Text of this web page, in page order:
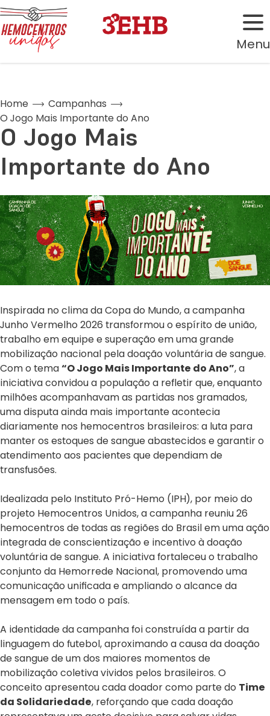
Menu
Home
Campanhas
O Jogo Mais Importante do Ano
O Jogo Mais
Importante do Ano
Inspirada no clima da Copa do Mundo, a campanha
Junho Vermelho 2026 transformou o espírito de união,
trabalho em equipe e superação em uma grande
mobilização nacional pela doação voluntária de sangue.
Com o tema“O Jogo Mais Importante do Ano”, a
iniciativa convidou a população a refletir que, enquanto
milhões acompanhavam as partidas nos gramados,
uma disputa ainda mais importante acontecia
diariamente nos hemocentros brasileiros: a luta para
manter os estoques de sangue abastecidos e garantir o
atendimento aos pacientes que dependiam de
transfusões.
Idealizada pelo Instituto Pró-Hemo (IPH), por meio do
projeto Hemocentros Unidos, a campanha reuniu 26
hemocentros de todas as regiões do Brasil em uma ação
integrada de conscientização e incentivo à doação
voluntária de sangue. A iniciativa fortaleceu o trabalho
conjunto da Hemorrede Nacional, promovendo uma
comunicação unificada e ampliando o alcance da
mensagem em todo o país.
A identidade da campanha foi construída a partir da
linguagem do futebol, aproximando a causa da doação
de sangue de um dos maiores momentos de
mobilização coletiva vividos pelos brasileiros. O
conceito apresentou cada doador como parte do Time
da Solidariedade, reforçando que cada doação